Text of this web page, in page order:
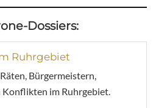
Dossiers:
Ruhrgebiet
Bürgermeistern,
im Ruhrgebiet.